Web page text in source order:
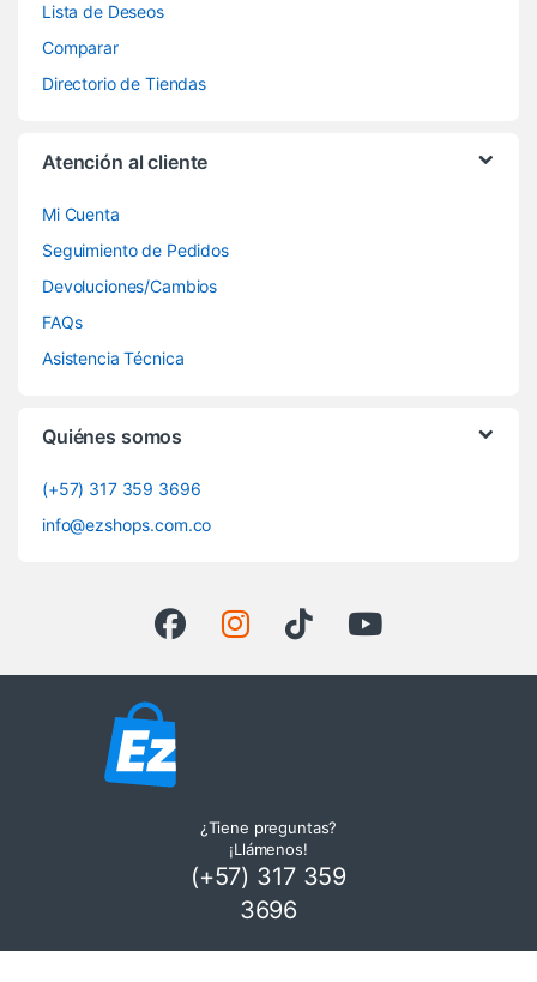
Lista de Deseos
Comparar
Directorio de Tiendas
Atención al cliente
Mi Cuenta
Seguimiento de Pedidos
Devoluciones/Cambios
FAQs
Asistencia Técnica
Quiénes somos
(+57) 317 359 3696
info@ezshops.com.co
¿Tiene preguntas?
¡Llámenos!
(+57) 317 359
3696